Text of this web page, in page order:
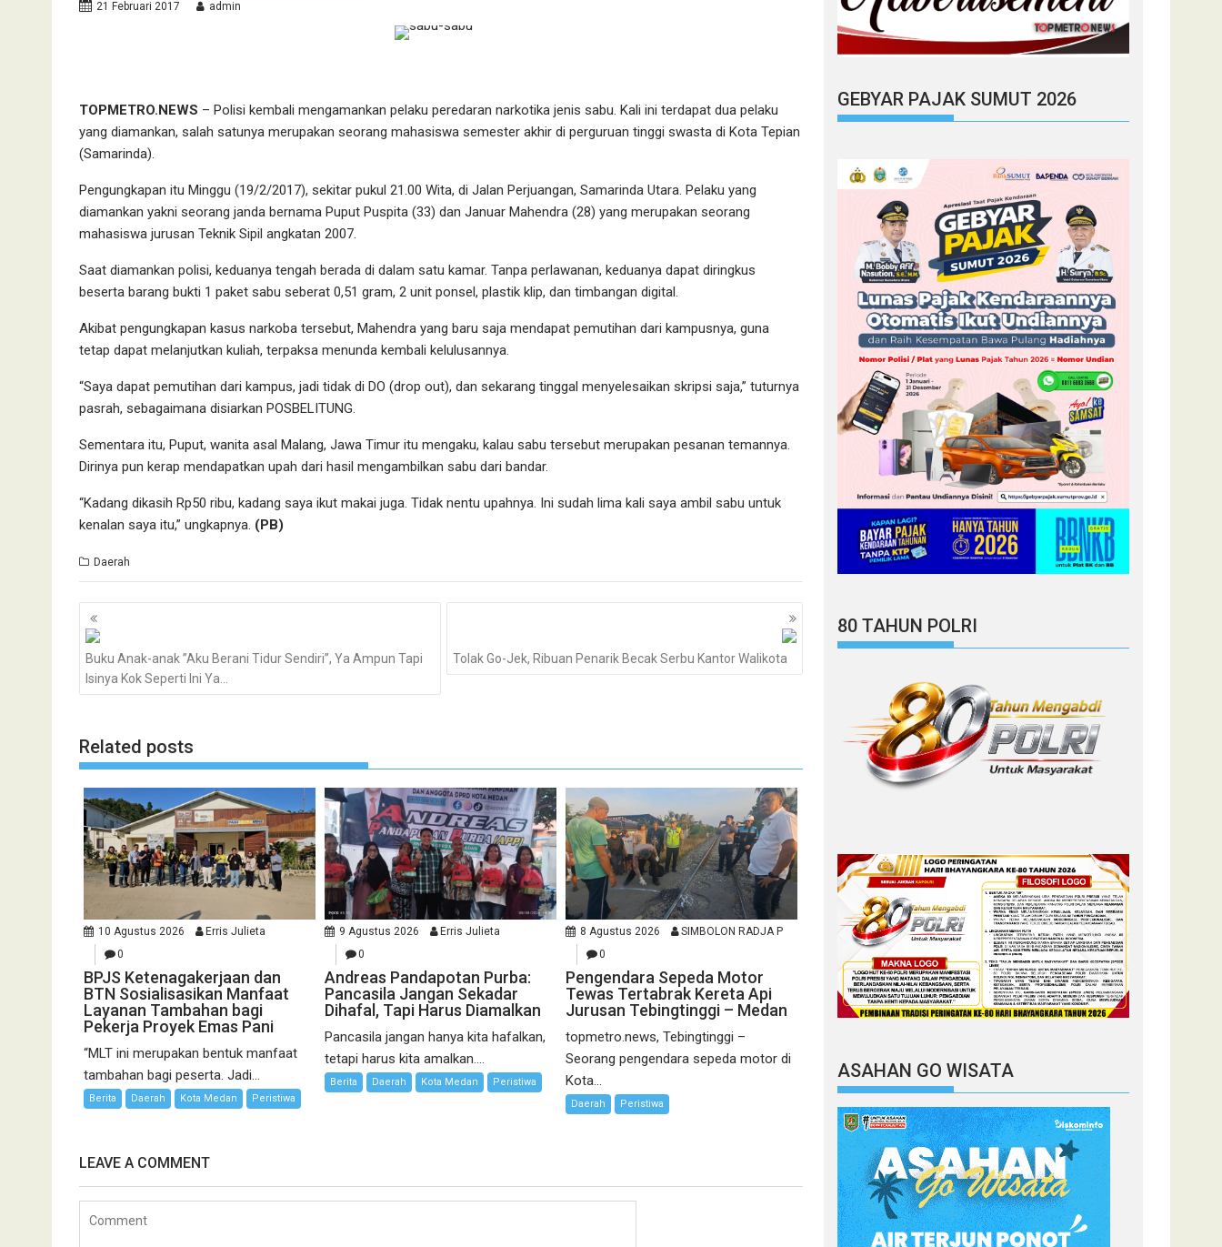
21 Februari 2017 admin
TOPMETRO.NEWS – Polisi kembali mengamankan pelaku peredaran narkotika jenis sabu. Kali ini terdapat dua pelaku
yang diamankan, salah satunya merupakan seorang mahasiswa semester akhir di perguruan tinggi swasta di Kota Tepian
(Samarinda).
Pengungkapan itu Minggu (19/2/2017), sekitar pukul 21.00 Wita, di Jalan Perjuangan, Samarinda Utara. Pelaku yang
diamankan yakni seorang janda bernama Puput Puspita (33) dan Januar Mahendra (28) yang merupakan seorang
mahasiswa jurusan Teknik Sipil angkatan 2007.
Saat diamankan polisi, keduanya tengah berada di dalam satu kamar. Tanpa perlawanan, keduanya dapat diringkus
beserta barang bukti 1 paket sabu seberat 0,51 gram, 2 unit ponsel, plastik klip, dan timbangan digital.
Akibat pengungkapan kasus narkoba tersebut, Mahendra yang baru saja mendapat pemutihan dari kampusnya, guna
tetap dapat melanjutkan kuliah, terpaksa menunda kembali kelulusannya.
“Saya dapat pemutihan dari kampus, jadi tidak di DO (drop out), dan sekarang tinggal menyelesaikan skripsi saja,” tuturnya
pasrah, sebagaimana disiarkan POSBELITUNG.
Sementara itu, Puput, wanita asal Malang, Jawa Timur itu mengaku, kalau sabu tersebut merupakan pesanan temannya.
Dirinya pun kerap mendapatkan upah dari hasil mengambilkan sabu dari bandar.
“Kadang dikasih Rp50 ribu, kadang saya ikut makai juga. Tidak nentu upahnya. Ini sudah lima kali saya ambil sabu untuk
kenalan saya itu,” ungkapnya. (PB)
Daerah
Navigasi
pos
Buku Anak-anak ”Aku Berani Tidur Sendiri”, Ya Ampun Tapi
Isinya Kok Seperti Ini Ya…
Tolak Go-Jek, Ribuan Penarik Becak Serbu Kantor Walikota
Related posts
10 Agustus 2026
Erris Julieta
0
BPJS Ketenagakerjaan dan
BTN Sosialisasikan Manfaat
Layanan Tambahan bagi
Pekerja Proyek Emas Pani
“MLT ini merupakan bentuk manfaat
tambahan bagi peserta. Jadi...
Berita Daerah Kota Medan Peristiwa
9 Agustus 2026
Erris Julieta
0
Andreas Pandapotan Purba:
Pancasila Jangan Sekadar
Dihafal, Tapi Harus Diamalkan
Pancasila jangan hanya kita hafalkan,
tetapi harus kita amalkan....
Berita Daerah Kota Medan Peristiwa
8 Agustus 2026
SIMBOLON RADJA P
0
Pengendara Sepeda Motor
Tewas Tertabrak Kereta Api
Jurusan Tebingtinggi – Medan
topmetro.news, Tebingtinggi –
Seorang pengendara sepeda motor di
Kota...
Daerah Peristiwa
LEAVE A COMMENT
GEBYAR PAJAK SUMUT 2026
80 TAHUN POLRI
ASAHAN GO WISATA